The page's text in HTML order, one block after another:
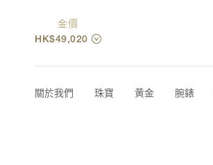
金價
HK$49,020
關於我們 珠寶 黄金 腕錶